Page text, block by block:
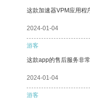
这款加速器VPM应用程
2024-01-04
游客
这款app的售后服务非
2024-01-04
游客